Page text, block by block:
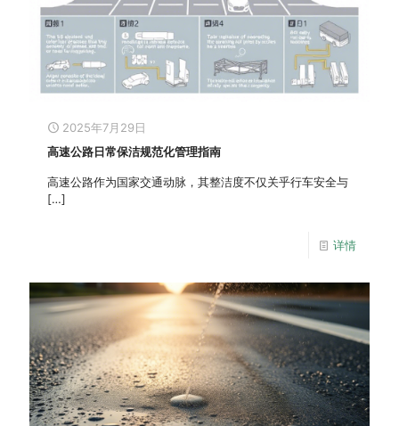
2025年7月29日
高速公路日常保洁规范化管理指南
高速公路作为国家交通动脉，其整洁度不仅关乎行车安全与
[…]
详情